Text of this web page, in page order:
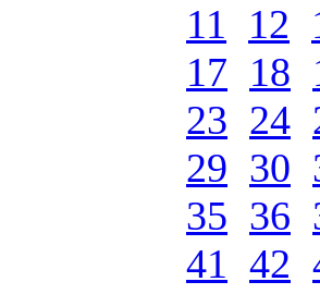
11
12
17 18
23 24
29 30
35 36
41 42